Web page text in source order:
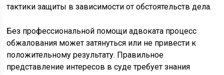
тактики защиты в зависимости от обстоятельств дела.
Без профессиональной помощи адвоката процесс
обжалования может затянуться или не привести к
положительному результату. Правильное
представление интересов в суде требует знания